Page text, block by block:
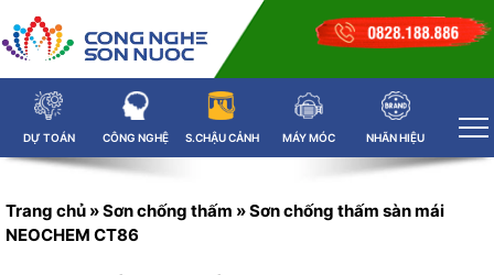
DỰ TOÁN CÔNG NGHỆ S.CHẬU CẢNH MÁY MÓC NHÃN HIỆU
Trang chủ »Sơn chống thấm »Sơn chống thấm sàn mái
NEOCHEM CT86